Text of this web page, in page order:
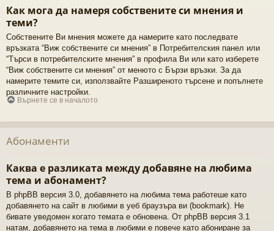
Как мога да намеря собствените си мнения и
теми?
Собствените Ви мнения можете да намерите като последвате
връзката “Виж собствените си мнения” в Потребителския панел или
“Търси в потребителските мнения” в профила Ви или като изберете
“Виж собствените си мнения” от менюто с Бързи връзки. За да
намерите темите си, използвайте Разширеното търсене и попълнете
различните настройки.
Върнете се в началото
Абонаменти
Каква е разликата между добавяне на любима
тема и абонамент?
В phpBB версия 3.0, добавянето на любима тема работеше като
добавянето на сайт в любими в уеб браузъра ви (bookmark). Не
бивате уведомен когато темата е обновена. От phpBB версия 3.1
натам, добавянето на тема в любими е повече като абониране за